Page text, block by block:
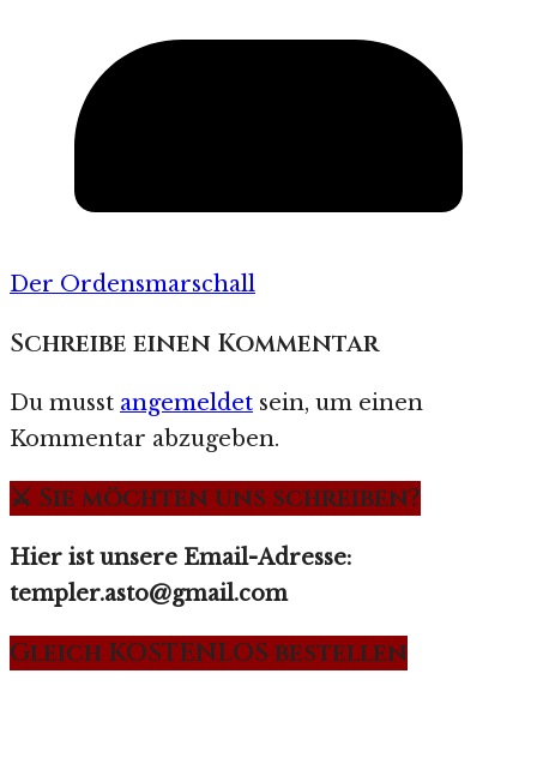
Der Ordensmarschall
Schreibe einen Kommentar
Du musst angemeldet sein, um einen
Kommentar abzugeben.
⚔️ Sie möchten uns schreiben?
Hier ist unsere Email-Adresse:
templer.asto@gmail.com
Gleich KOSTENLOS bestellen